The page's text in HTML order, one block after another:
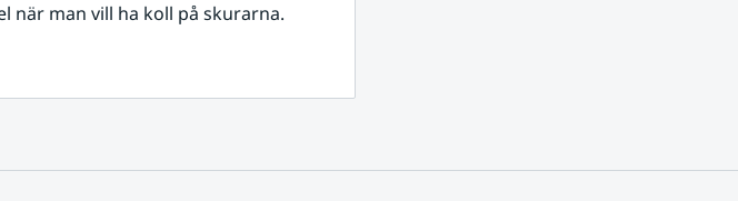
när man vill ha koll på skurarna.